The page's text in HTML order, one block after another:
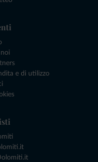
e di utilizzo